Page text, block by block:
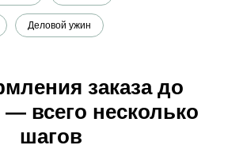
Деловой ужин
заказа до
всего несколько
шагов